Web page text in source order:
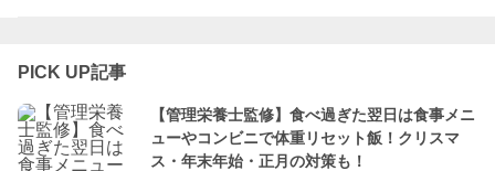
PICK UP記事
【管理栄養士監修】食べ過ぎた翌日は食事メニ
ューやコンビニで体重リセット飯！クリスマ
ス・年末年始・正月の対策も！